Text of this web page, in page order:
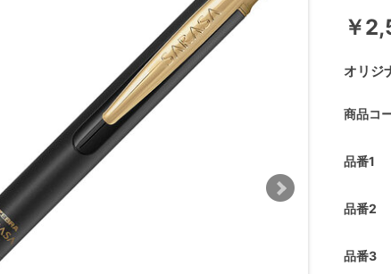
オリジ
￥
商品コ
品番1
品番2
品番3